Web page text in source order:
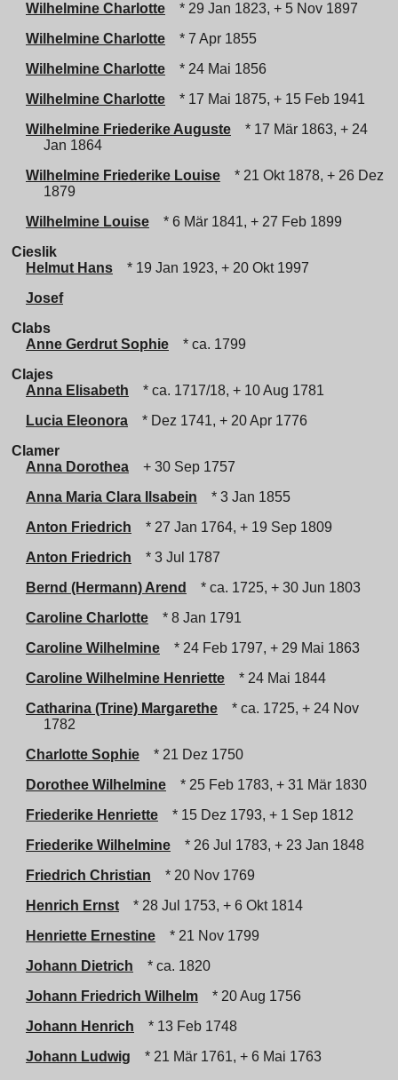
Wilhelmine Charlotte
* 29 Jan 1823, + 5 Nov 1897
Wilhelmine Charlotte
* 7 Apr 1855
Wilhelmine Charlotte
* 24 Mai 1856
Wilhelmine Charlotte
* 17 Mai 1875, + 15 Feb 1941
Wilhelmine Friederike Auguste
* 17 Mär 1863, + 24
Jan 1864
Wilhelmine Friederike Louise
* 21 Okt 1878, + 26 Dez
1879
Wilhelmine Louise
* 6 Mär 1841, + 27 Feb 1899
Cieslik
Helmut Hans
* 19 Jan 1923, + 20 Okt 1997
Josef
Clabs
Anne Gerdrut Sophie
* ca. 1799
Clajes
Anna Elisabeth
* ca. 1717/18, + 10 Aug 1781
Lucia Eleonora
* Dez 1741, + 20 Apr 1776
Clamer
Anna Dorothea
+ 30 Sep 1757
Anna Maria Clara Ilsabein
* 3 Jan 1855
Anton Friedrich
* 27 Jan 1764, + 19 Sep 1809
Anton Friedrich
* 3 Jul 1787
Bernd (Hermann) Arend
* ca. 1725, + 30 Jun 1803
Caroline Charlotte
* 8 Jan 1791
Caroline Wilhelmine
* 24 Feb 1797, + 29 Mai 1863
Caroline Wilhelmine Henriette
* 24 Mai 1844
Catharina (Trine) Margarethe
* ca. 1725, + 24 Nov
1782
Charlotte Sophie
* 21 Dez 1750
Dorothee Wilhelmine
* 25 Feb 1783, + 31 Mär 1830
Friederike Henriette
* 15 Dez 1793, + 1 Sep 1812
Friederike Wilhelmine
* 26 Jul 1783, + 23 Jan 1848
Friedrich Christian
* 20 Nov 1769
Henrich Ernst
* 28 Jul 1753, + 6 Okt 1814
Henriette Ernestine
* 21 Nov 1799
Johann Dietrich
* ca. 1820
Johann Friedrich Wilhelm
* 20 Aug 1756
Johann Henrich
* 13 Feb 1748
Johann Ludwig
* 21 Mär 1761, + 6 Mai 1763